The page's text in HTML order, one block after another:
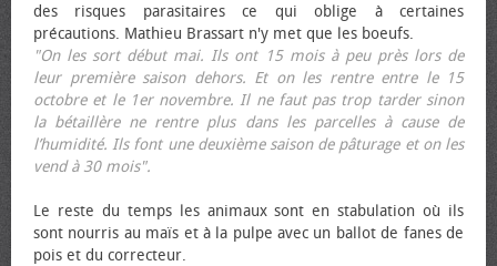
des risques parasitaires ce qui oblige à certaines
précautions. Mathieu Brassart n'y met que les bœufs.
"On les sort début mai. Ils ont 15 mois à peu près lors de
leur première saison dehors. Et on les rentre entre le 15
octobre et le 1er novembre. Il ne faut pas trop tarder sinon
la bétaillère ne rentre plus dans les parcelles à cause de
l’humidité. Ils font une deuxième saison de pâturage et on les
vend à 30 mois".
Le reste du temps les animaux sont en stabulation où ils
sont nourris au maïs et à la pulpe avec un ballot de fanes de
pois et du correcteur.